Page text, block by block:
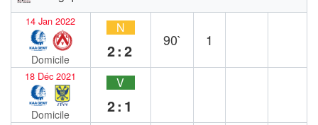
14 Jan 2022
Domicile
N
2:2
90` 1
18 Déc 2021
Domicile
V
2:1